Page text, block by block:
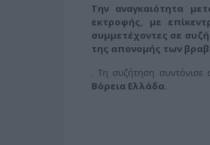
Την αναγκαιότητα
εκτροφής, με
συμμετέχοντες σε
της απονομής των
. Τη συζήτηση συντόνισε
Βόρεια Ελλάδα.